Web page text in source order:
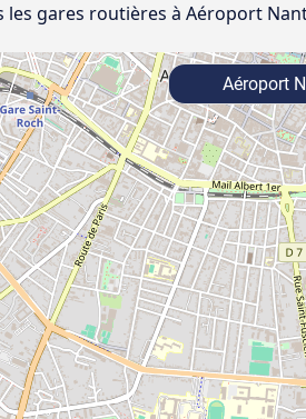
gares routières à Aéroport
Aéroport